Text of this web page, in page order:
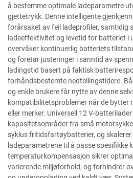
å bestemme optimale ladeparametre
gjettetrykk. Denne intelligente
forårsaket av feil ladeprofiler, samtidig
ladeeffektivitet og levetid for batteriet i
overvåker kontinuerlig batteriets
og foretar justeringer i sanntid av
ladingstid basert på faktisk
forhåndsbestemte nedtellingstidere.
og enkle brukere får nytte av denne
kompatibilitetsproblemer når de bytter
eller merker. Universell 12 V-
kapasitetsområder fra små
syklus fritidsfartøybatterier, og
ladeparametrene til å passe spesifikke
temperaturkompensasjon sikrer
varierende miljøforhold, og forhindrer